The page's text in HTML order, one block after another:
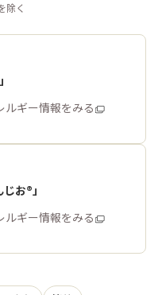
除く
ルギー情報をみる
お®」
ルギー情報をみる